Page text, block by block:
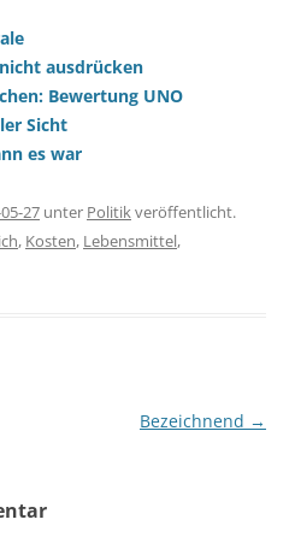
ausdrücken
Bewertung UNO
Sicht
es war
27 unter Politikveröffentlicht.
, Kosten, Lebensmittel,
Bezeichnend →